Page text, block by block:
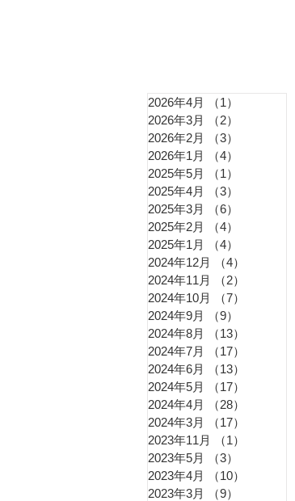
2026年4月 （1）
2026年3月
（2）
2026年2月
（3）
2026年1月
（4）
2025年5月
（1）
2025年4月
（3）
2025年3月
（6）
2025年2月
（4）
2025年1月
（4）
2024年12月
（4）
2024年11月
（2）
2024年10月
（7）
2024年9月
（9）
2024年8月
（13）
2024年7月
（17）
2024年6月
（13）
2024年5月
（17）
2024年4月
（28）
2024年3月
（17）
2023年11月
（1）
2023年5月
（3）
2023年4月
（10）
2023年3月
（9）